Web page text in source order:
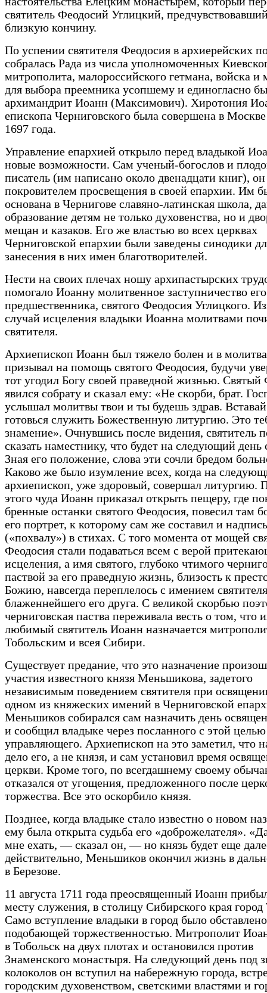
святитель Феодосий Углицкий,
близкую кончину.
По успении святителя Феодосия в архиерейских
собралась Рада из числа уполномоченных
митрополита, малороссийского гетмана, войска и
для выбора преемника усопшему и единогласно
архимандрит Иоанн (Максимович). Хиротония
епископа Черниговского была совершена в
1697 года.
Управление епархией открыло перед владыкой
новые возможности. Сам ученый-богослов и
писатель (им написано около двенадцати книг),
покровителем просвещения в своей епархии. Им
основана в Чернигове славяно-латинская школа,
образование детям не только духовенства, но и
мещан и казаков. Его же властью во всех церквах
Черниговской епархии были заведены синодики
занесения в них имен благотворителей.
Нести на своих плечах ношу архипастырских
помогало Иоанну молитвенное заступничество его
предшественника, святого Феодосия Углицкого.
случай исцеления владыки Иоанна молитвами
святителя.
Архиепископ Иоанн был тяжело болен и в
призывал на помощь святого Феодосия, будучи
тот угодил Богу своей праведной жизнью. Святый
явился собрату и сказал ему: «Не скорби, брат.
услышал молитвы твои и ты будешь здрав.
готовься служить Божественную литургию. Это
знамение». Очнувшись после видения, святитель
сказать наместнику, что будет на следующий день
Зная его положение, слова эти сочли бредом
Каково же было изумление всех, когда на
архиепископ, уже здоровый, совершал литургию.
этого чуда Иоанн приказал открыть пещеру, где
бренные останки святого Феодосия, повесил там
его портрет, к которому сам же составил и надпись
(«похвалу») в стихах. С того момента от мощей
Феодосия стали подаваться всем с верой
исцеления, а имя святого, глубоко чтимого
паствой за его праведную жизнь, близость к
Божию, навсегда переплелось с имением
блаженнейшего его друга. С великой скорбью
черниговская паства переживала весть о том, что
любимый святитель Иоанн назначается
Тобольским и всея Сибири.
Существует предание, что это назначение
участия известного князя Меньшикова, задетого
независимым поведением святителя при
одном из княжеских имений в Черниговской
Меньшиков собирался сам назначить день
и сообщил владыке через посланного с этой целью
управляющего. Архиепископ на это заметил, что
дело его, а не князя, и сам установил время
церкви. Кроме того, по всегдашнему своему
отказался от угощения, предложенного после
торжества. Все это оскорбило князя.
Позднее, когда владыке стало известно о новом
ему была открыта судьба его «доброжелателя».
мне ехать, — сказал он, — но князь будет еще
действительно, Меньшиков окончил жизнь в
в Березове.
11 августа 1711 года преосвященный Иоанн
месту служения, в столицу Сибирского края город
Само вступление владыки в город было
подобающей торжественностью. Митрополит
в Тобольск на двух плотах и остановился против
Знаменского монастыря. На следующий день под
колоколов он вступил на набережную города,
городским духовенством, светскими властями и